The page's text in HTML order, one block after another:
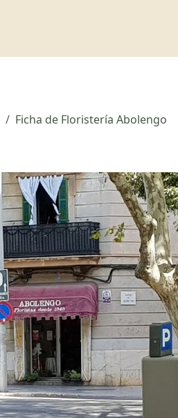
Ficha de Floristería Abolengo